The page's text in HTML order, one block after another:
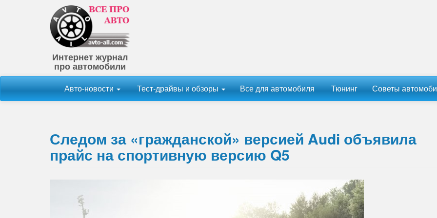
Интернет журнал
про автомобили
Авто-новости Тест-драйвы и обзоры Все для автомобиля Тюнинг Советы
Следом за «гражданской» версией Audi объявила
прайс на спортивную версию Q5